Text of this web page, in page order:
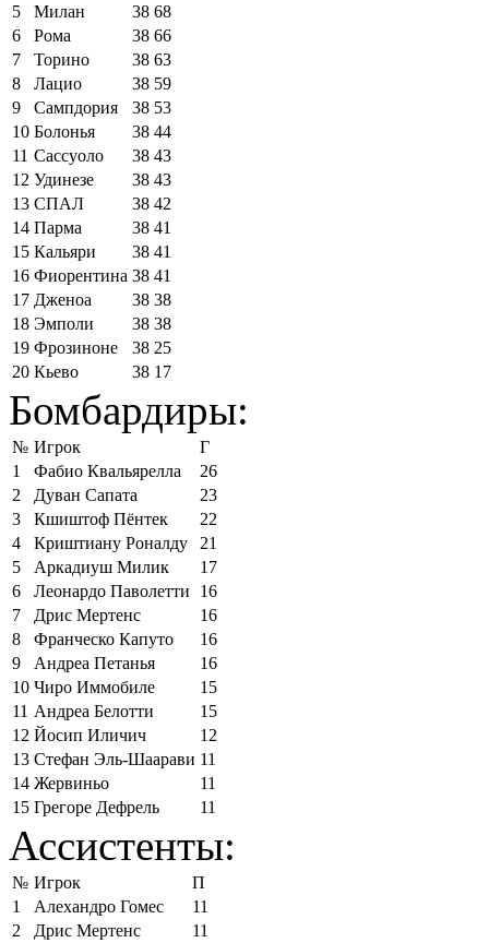
5
Милан 38 68
6
Рома 38 66
7
Торино 38 63
8
Лацио 38 59
9
Сампдория 38 53
10 Болонья 38 44
11 Сассуоло 38 43
12 Удинезе 38 43
13 СПАЛ 38 42
14 Парма 38 41
15 Кальяри 38 41
16 Фиорентина 38 41
17 Дженоа 38 38
18 Эмполи 38 38
19 Фрозиноне 38 25
20 Кьево 38 17
Бомбардиры:
№ Игрок
Г
1
Фабио Квальярелла
26
2
Дуван Сапата
23
3
Кшиштоф Пёнтек
22
4
Криштиану Роналду
21
5
Аркадиуш Милик
17
6
Леонардо Паволетти
16
7
Дрис Мертенс
16
8
Франческо Капуто
16
9
Андреа Петанья
16
10 Чиро Иммобиле
15
11 Андреа Белотти
15
12 Йосип Иличич
12
13 Стефан Эль-Шаарави 11
14 Жервиньо
11
15 Грегоре Дефрель 11
Ассистенты:
№ Игрок
П
1
Алехандро Гомес
11
2
Дрис Мертенс
11